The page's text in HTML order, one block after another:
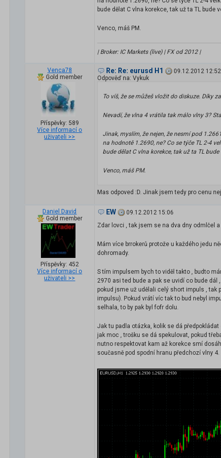
bude dělat C vlna korekce, tak už ta TL bude
Venco, máš PM.
| Broker: IC Markets (live) | FX od 2012 |
Venca78
Gold member
Příspěvky: 589
Více informací o
uživateli >>
Re: Re: eurusd H1
09.12.2012 12:52
Odpověď na: Vykuk
To víš, že se můžeš vložit do diskuze. Díky
Nevadí, že vlna 4 vrátila tak málo vlny 3?
Jinak, myslím, že nejen, že nesmí pod
na hodnotě 1.2690, ne? Co se týče TL 2-4
bude dělat C vlna korekce, tak už ta TL bude
Venco, máš PM.
Mas odpoved :D. Jinak jsem tedy pro cenu
Daniel David
Gold member
Příspěvky: 452
Více informací o
uživateli >>
EW
09.12.2012 15:06
Zdar lovci , tak jsem se na dva dny odmlčel
Mám více brrokerů protože u každého jedu
dohromady.
S tím impulsem bych to viděl takto , budto
2970 asi ted bude a pak se uvidí co bude
pokud jsme už udělali celý short impuls , tak
impulsu). Pokud vrátí víc tak to bud nebyl
selhala, to by pak byl fofr dolu.
Jak tu padla otázka, kolik se dá
jak moc , trošku se dá spekulovat, pokud
nutno respektovat kam až korekce smí
současně pod spodní hranu předchozí vlny 4.